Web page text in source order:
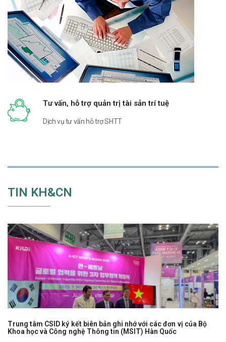
Tư vấn, hỗ trợ quản trị tài sản trí tuệ
Dịch vụ tư vấn hỗ trợ SHTT
TIN KH&CN
Trung tâm CSID ký kết biên bản ghi nhớ với các đơn vị của Bộ
Khoa học và Công nghệ Thông tin (MSIT) Hàn Quốc